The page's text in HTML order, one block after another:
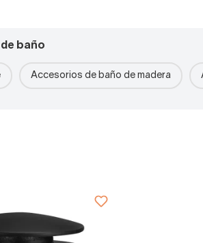
baño
Accesorios de baño de madera